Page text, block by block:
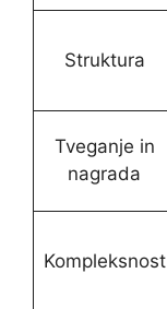
Struktura
Tveganje in
nagrada
Kompleksnost